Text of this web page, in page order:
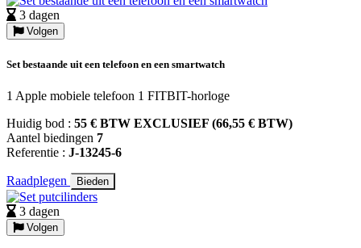
3 dagen
Volgen
Set bestaande uit een telefoon en een smartwatch
1 Apple mobiele telefoon 1 FITBIT-horloge
Huidig bod : 55 € BTW EXCLUSIEF (66,55 € BTW)
Aantel biedingen 7
Referentie : J-13245-6
Raadplegen Bieden
3 dagen
Volgen